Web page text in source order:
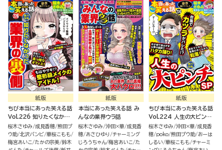
紙版
ちび本当にあった笑える話
Vol.226 知りたくなかっ
た業界の裏側
桜木さゆみ 成見香穂 熊田プ
ウ助 北沢バンビ 華桜こもも
梅宮あいこ たかの宗美 鈴木
紙版
本当にあった笑える話 み
んなの業界ウラ話
桜木さゆみ 沖田×華 成見香
穂 あさひゆり
チャーミング
じろうちゃん 梅宮あいこ た
紙版
ちび本当にあった笑える話
Vol.224 人生の大ピンチ
SP
桜木さゆみ 沖田×華 成見香
穂 poko 熊田プウ助 おーは
しるい 華桜こもも チャーミ